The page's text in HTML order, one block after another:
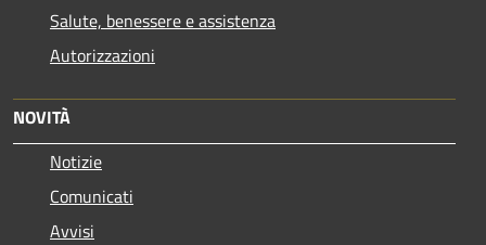
Salute, benessere e assistenza
Autorizzazioni
NOVITÀ
Notizie
Comunicati
Avvisi